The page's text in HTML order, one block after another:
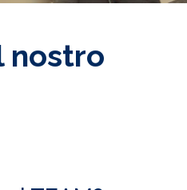
nostro